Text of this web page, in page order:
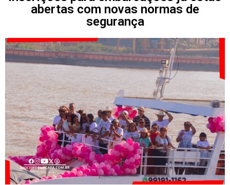
abertas com novas normas de
segurança